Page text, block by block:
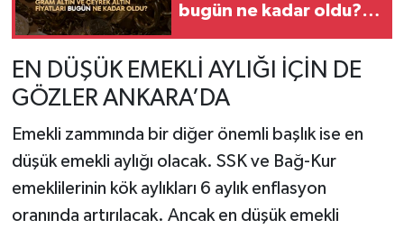
bugün ne kadar oldu?
EN DÜŞÜK EMEKLİ AYLIĞI İÇİN DE
GÖZLER ANKARA’DA
Emekli zammında bir diğer önemli başlık ise en
düşük emekli aylığı olacak. SSK ve Bağ-Kur
emeklilerinin kök aylıkları 6 aylık enflasyon
oranında artırılacak. Ancak en düşük emekli